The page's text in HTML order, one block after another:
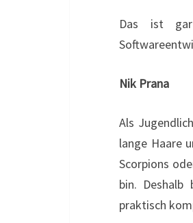
Das ist
Nik Prana
Als
lange Haare
Scorpions
bin.
praktisch